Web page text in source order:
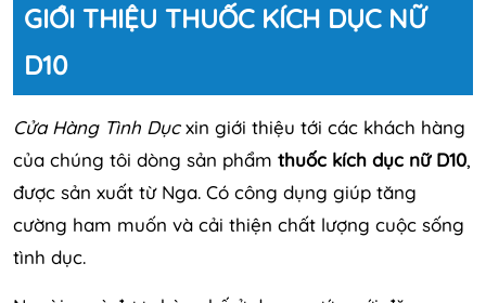
GIỚI THIỆU THUỐC KÍCH DỤC NỮ
D10
Cửa Hàng Tình Dụcxin giới thiệu tới các khách hàng
của chúng tôi dòng sản phẩm thuốc kích dục nữ D10,
được sản xuất từ Nga. Có công dụng giúp tăng
cường ham muốn và cải thiện chất lượng cuộc sống
tình dục.